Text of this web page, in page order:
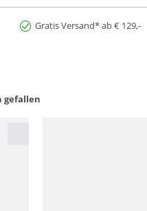
Gratis Versand* ab € 129,-
gefallen